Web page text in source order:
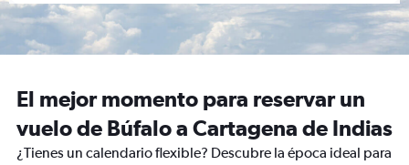
El mejor momento para reservar un
vuelo de Búfalo a Cartagena de Indias
¿Tienes un calendario flexible? Descubre la época ideal para